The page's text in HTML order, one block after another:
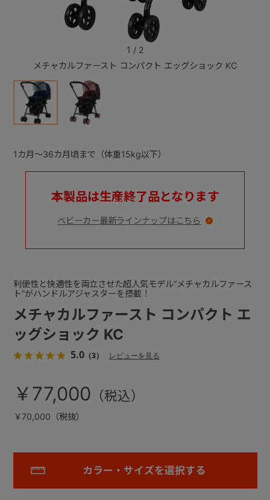
メチャカルファースト コンパクト エッグショック KC
1 / 2
メチャカルファースト コンパクト エ
ッグショック KC
5.0（3） レビューを見る
利便性と快適性を両立させた超人気モデル”メチャカルファース
ト”がハンドルアジャスターを搭載！
￥77,000
￥70,000（税抜）
カラー・サイズを選択する
1カ月～36カ月頃まで（体重15kg以下）
本製品は生産終了品となります
ベビーカー最新ラインナップはこちら